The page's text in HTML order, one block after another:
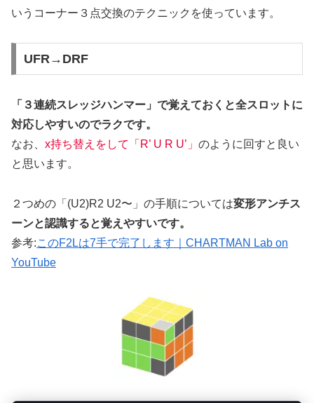
いうコーナー３点交換のテクニックを使っています。
UFR→DRF
「３連続スレッジハンマー」で覚えておくと全スロットに
対応しやすいのでラクです。
なお、 x持ち替えをして「R’ U R U’」 のように回すと良い
と思います。
２つめの「(U2)R2 U2〜」の手順については変形アンチス
ーンと認識すると覚えやすいです。
参考:このF2Lは7手で完了します｜CHARTMAN Lab on
YouTube